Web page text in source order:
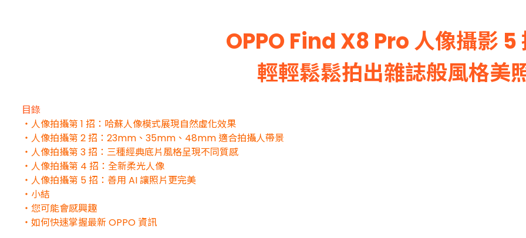
OPPO Find X8 Pro 人像攝影 5
輕輕鬆鬆拍出雜誌般風格美
目錄
・人像拍攝第 1 招：哈蘇人像模式展現自然虛化效果
・人像拍攝第 2 招：23mm、35mm、48mm 適合拍攝人帶景
・人像拍攝第 3 招：三種經典底片風格呈現不同質感
・人像拍攝第 4 招：全新柔光人像
・人像拍攝第 5 招：善用 AI 讓照片更完美
・小結
・您可能會感興趣
・如何快速掌握最新 OPPO 資訊